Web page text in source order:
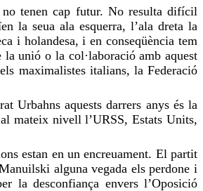
no tenen cap futur. No resulta difícil
la seua ala esquerra, l’ala dreta la
i holandesa, i en conseqüència tem
unió o la col·laboració amb aquest
maximalistes italians, la Federació
Urbahnsaquests darrers anys és la
mateix nivell l’URSS, Estats Units,
estan en un encreuament. El partit
alguna vegada els perdone i
la desconfiança envers l’Oposició